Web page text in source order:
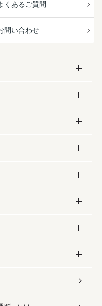
くあるご質問
問い合わせ